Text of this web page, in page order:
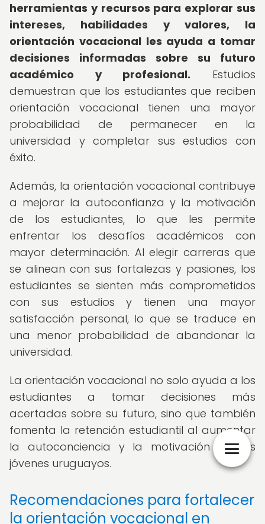
herramientas y recursos para explorar sus
intereses, habilidades y valores, la
orientación vocacional les ayuda a tomar
decisiones informadas sobre su futuro
académico y profesional. Estudios
demuestran que los estudiantes que reciben
orientación vocacional tienen una mayor
probabilidad de permanecer en la
universidad y completar sus estudios con
éxito.
Además, la orientación vocacional contribuye
a mejorar la autoconfianza y la motivación
de los estudiantes, lo que les permite
enfrentar los desafíos académicos con
mayor determinación. Al elegir carreras que
se alinean con sus fortalezas y pasiones, los
estudiantes se sienten más comprometidos
con sus estudios y tienen una mayor
satisfacción personal, lo que se traduce en
una menor probabilidad de abandonar la
universidad.
La orientación vocacional no solo ayuda a los
estudiantes a tomar decisiones más
acertadas sobre su futuro, sino que también
fomenta la retención estudiantil al aumentar
la autoconciencia y la motivación de los
jóvenes uruguayos.
Recomendaciones para fortalecer
la orientación vocacional en